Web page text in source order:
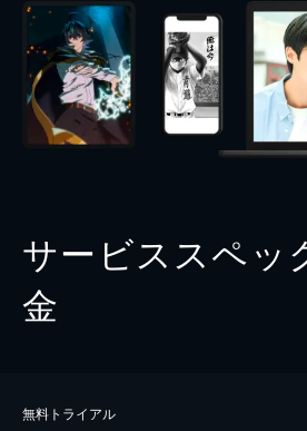
サービススペッ
金
無料トライアル